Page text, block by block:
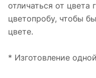
отличаться от цвета
цветопробу, чтобы
цвете.
* Изготовление